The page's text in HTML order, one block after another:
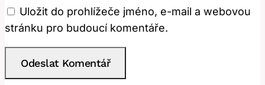
Uložit do prohlížeče jméno, e-mail a webovou
stránku pro budoucí komentáře.